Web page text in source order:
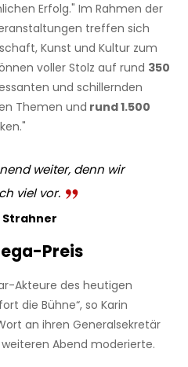
Erfolg." Im Rahmen der
treffen sich
Kunst und Kultur zum
voller Stolz auf rund 350
und schillernden
Themen und rund 1.500
weiter, denn wir
viel vor.
Strahner
Preis
Akteure des heutigen
die Bühne“, so Karin
an ihren Generalsekretär
Abend moderierte.